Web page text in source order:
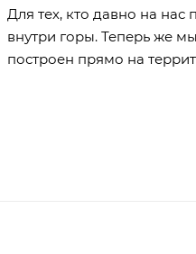
Для тех, кто давно на
внутри горы. Теперь же
построен прямо на